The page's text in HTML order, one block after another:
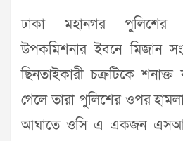
ঢাকা মহানগর পুলিশের
উপকমিশনার ইবনে মিজান
ছিনতাইকারী চক্রটিকে
গেলে তারা পুলিশের ওপর
আঘাতে ওসি এ একজন